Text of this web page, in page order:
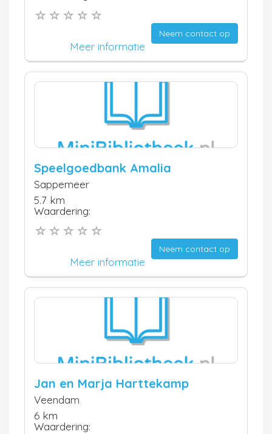
Neem contact op
Meer informatie
Speelgoedbank Amalia
Sappemeer
5.7 km
Waardering:
Neem contact op
Meer informatie
Jan en Marja Harttekamp
Veendam
6 km
Waardering: